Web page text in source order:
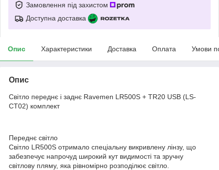
Замовлення під захистом
Доступна доставка
Опис Характеристики Доставка Оплата Умови
Опис
Світло переднє і заднє Ravemen LR500S + TR20 USB (LS-
CT02) комплект
Переднє світло
Світло LR500S отримало спеціальну викривлену лінзу, що
забезпечує напрочуд широкий кут видимості та зручну
світлову пляму, яка рівномірно розподілює світло.